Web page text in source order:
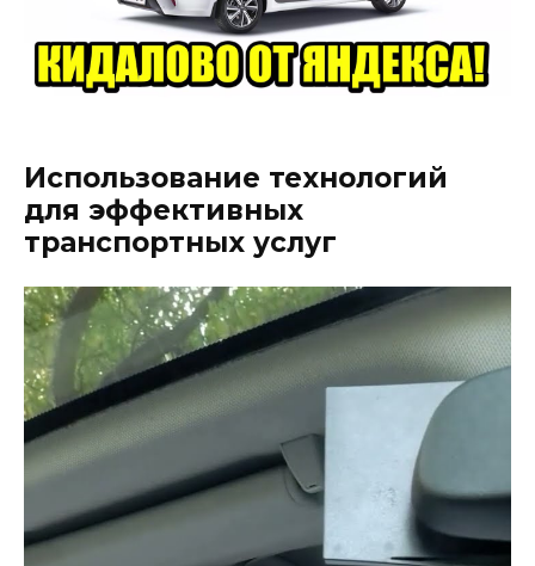
Использование технологий
для эффективных
транспортных услуг